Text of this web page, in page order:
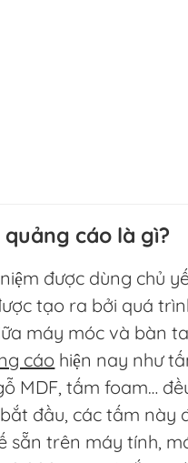
quảng cáo là gì?
được dùng chủ
tạo ra bởi quá
máy móc và bàn
cáo hiện nay như
MDF, tấm foam…
đầu, các tấm này
sẵn trên máy tính,